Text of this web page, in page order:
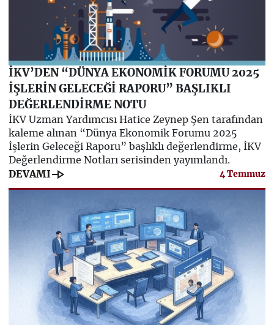
İKV’DEN “DÜNYA EKONOMİK FORUMU 2025
İŞLERİN GELECEĞİ RAPORU” BAŞLIKLI
DEĞERLENDİRME NOTU
İKV Uzman Yardımcısı Hatice Zeynep Şen tarafından
kaleme alınan “Dünya Ekonomik Forumu 2025
İşlerin Geleceği Raporu” başlıklı değerlendirme, İKV
Değerlendirme Notları serisinden yayımlandı.
DEVAMI line_end_arrow 4 Temmuz